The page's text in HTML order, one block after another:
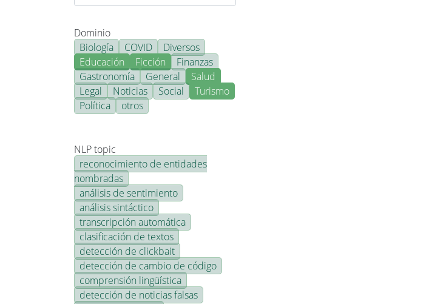
Dominio
Biología
COVID
Diversos
Educación
Ficción
Finanzas
Gastronomía
General
Salud
Legal
Noticias Social
Turismo
Política
otros
NLP topic
reconocimiento de entidades
nombradas
análisis de sentimiento
análisis sintáctico
transcripción automática
clasificación de textos
detección de clickbait
detección de cambio de código
comprensión lingüística
detección de noticias falsas